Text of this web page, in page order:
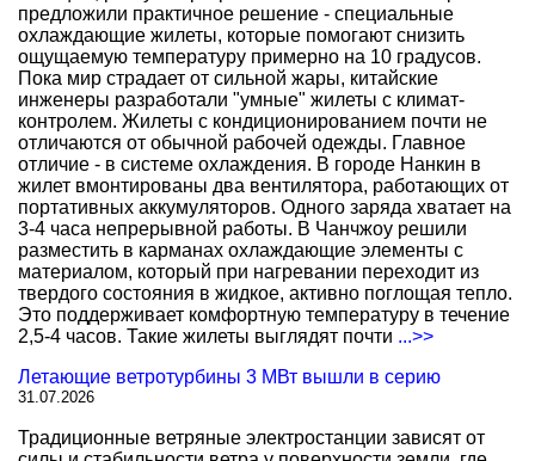
предложили практичное решение - специальные
охлаждающие жилеты, которые помогают снизить
ощущаемую температуру примерно на 10 градусов.
Пока мир страдает от сильной жары, китайские
инженеры разработали "умные" жилеты с климат-
контролем. Жилеты с кондиционированием почти не
отличаются от обычной рабочей одежды. Главное
отличие - в системе охлаждения. В городе Нанкин в
жилет вмонтированы два вентилятора, работающих от
портативных аккумуляторов. Одного заряда хватает на
3-4 часа непрерывной работы. В Чанчжоу решили
разместить в карманах охлаждающие элементы с
материалом, который при нагревании переходит из
твердого состояния в жидкое, активно поглощая тепло.
Это поддерживает комфортную температуру в течение
2,5-4 часов. Такие жилеты выглядят почти ...>>
Летающие ветротурбины 3 МВт вышли в серию
31.07.2026
Традиционные ветряные электростанции зависят от